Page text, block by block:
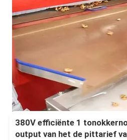
380V efficiënte 1
output van het de pittarief